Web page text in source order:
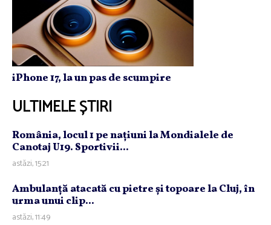
iPhone 17, la un pas de scumpire
ULTIMELE ȘTIRI
România, locul 1 pe naţiuni la Mondialele de
Canotaj U19. Sportivii...
astăzi, 15:21
Ambulanţă atacată cu pietre şi topoare la Cluj, în
urma unui clip...
astăzi, 11:49